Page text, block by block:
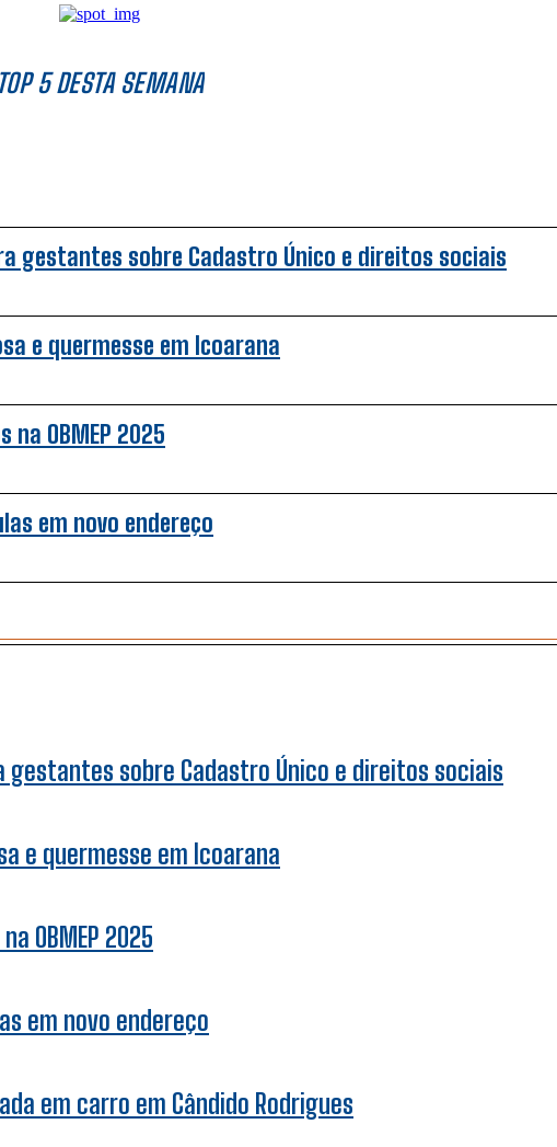
TOP 5 DESTA SEMANA
gestantes sobre Cadastro Único e direitos sociais
e quermesse em Icoarana
na OBMEP 2025
em novo endereço
gestantes sobre Cadastro Único e direitos sociais
e quermesse em Icoarana
OBMEP 2025
em novo endereço
em carro em Cândido Rodrigues